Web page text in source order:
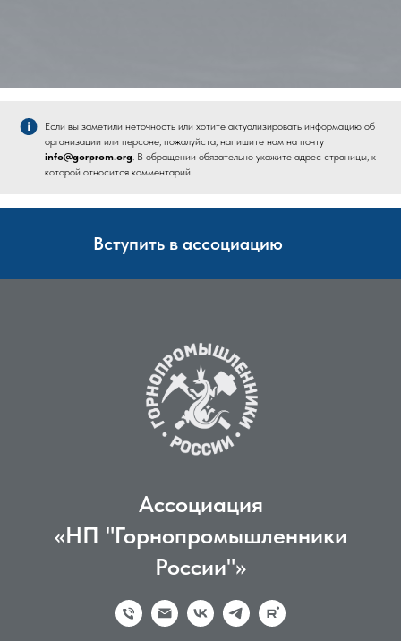
Если вы заметили неточность или хотите актуализировать информацию об
организации или персоне, пожалуйста, напишите нам на почту
info@gorprom.org. В обращении обязательно укажите адрес страницы, к
которой относится комментарий.
Вступить в ассоциацию
Ассоциация
«НП "Горнопромышленники
России"»